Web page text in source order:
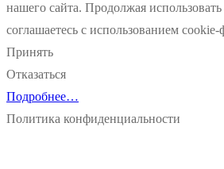
нашего сайта. Продолжая использовать
соглашаетесь с использованием cookie-
Принять
Отказаться
Подробнее…
Политика конфиденциальности